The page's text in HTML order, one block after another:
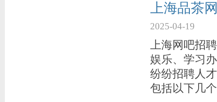
上海品茶
2025-04-19
上海网吧招
娱乐、学习
纷纷招聘人
包括以下几